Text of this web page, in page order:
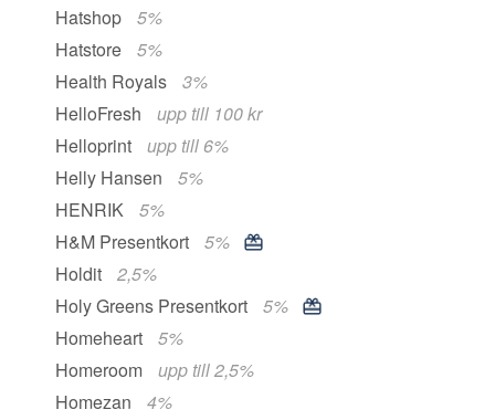
Hatshop
5%
Hatstore
5%
Health Royals
3%
HelloFresh
upp till 100 kr
Helloprint
upp till 6%
Helly Hansen
5%
HENRIK
5%
H&M Presentkort
5%
Holdit
2,5%
Holy Greens Presentkort
5%
Homeheart
5%
Homeroom
upp till 2,5%
Homezan
4%